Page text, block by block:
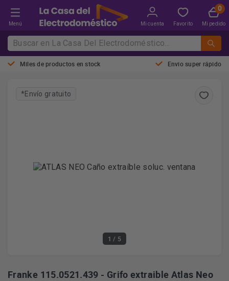
Menú Mi cuenta Favorito Mi pedido
Miles de productos en stock Envio super rápido
1 / 5
*Envío gratuito
Franke 115.0521.439 - Grifo extraible Atlas Neo